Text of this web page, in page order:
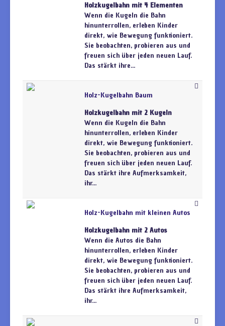
Holzkugelbahn mit 4 Elementen
Wenn die Kugeln die Bahn
hinunterrollen, erleben Kinder
direkt, wie Bewegung funktioniert.
Sie beobachten, probieren aus und
freuen sich über jeden neuen Lauf.
Das stärkt ihre...
Holz-Kugelbahn Baum
Holzkugelbahn mit 2 Kugeln
Wenn die Kugeln die Bahn
hinunterrollen, erleben Kinder
direkt, wie Bewegung funktioniert.
Sie beobachten, probieren aus und
freuen sich über jeden neuen Lauf.
Das stärkt ihre Aufmerksamkeit,
ihr...
Holz-Kugelbahn mit kleinen Autos
Holzkugelbahn mit 2 Autos
Wenn die Autos die Bahn
hinunterrollen, erleben Kinder
direkt, wie Bewegung funktioniert.
Sie beobachten, probieren aus und
freuen sich über jeden neuen Lauf.
Das stärkt ihre Aufmerksamkeit,
ihr...